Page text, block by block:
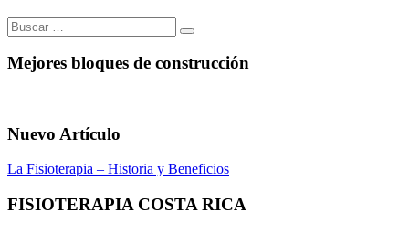
Buscar:
Mejores bloques de construcción
Nuevo Artículo
La Fisioterapia – Historia y Beneficios
FISIOTERAPIA COSTA RICA